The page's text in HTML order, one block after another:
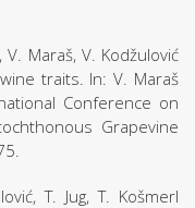
V. Maraš, V. Kodžulović
traits. In: V. Maraš
Conference on
Grapevine
T. Jug, T. Košmerl